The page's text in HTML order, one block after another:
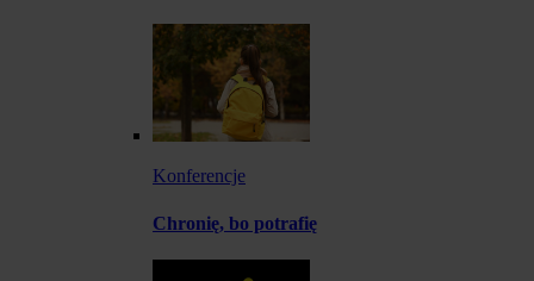
Konferencje
Chronię, bo potrafię